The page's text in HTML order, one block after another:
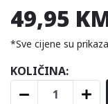
49,95
*Sve cijene su
KOLIČINA: